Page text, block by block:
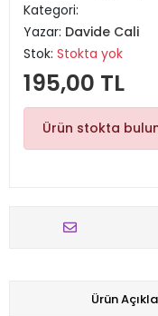
Kategori:
Yazar: Davide Cali
Stok: Stokta yok
195,00 TL
Ürün stokta
Ürün